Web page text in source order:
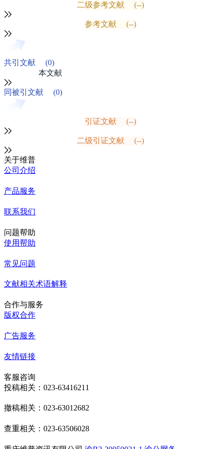
二级参考文献 (--)
参考文献 (--)
共引文献
(0)
本文献
同被引文献 (0)
引证文献 (--)
二级引证文献 (--)
关于维普
公司介绍
产品服务
联系我们
问题帮助
使用帮助
常见问题
文献相关术语解释
合作与服务
版权合作
广告服务
友情链接
客服咨询
投稿相关：023-63416211
撤稿相关：023-63012682
查重相关：023-63506028